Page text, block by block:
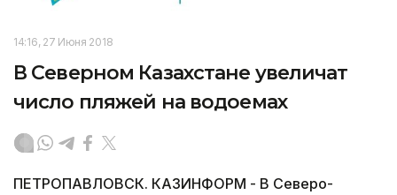
14:16, 27 Июня 2018
В Северном Казахстане увеличат
число пляжей на водоемах
ПЕТРОПАВЛОВСК. КАЗИНФОРМ - В Северо-